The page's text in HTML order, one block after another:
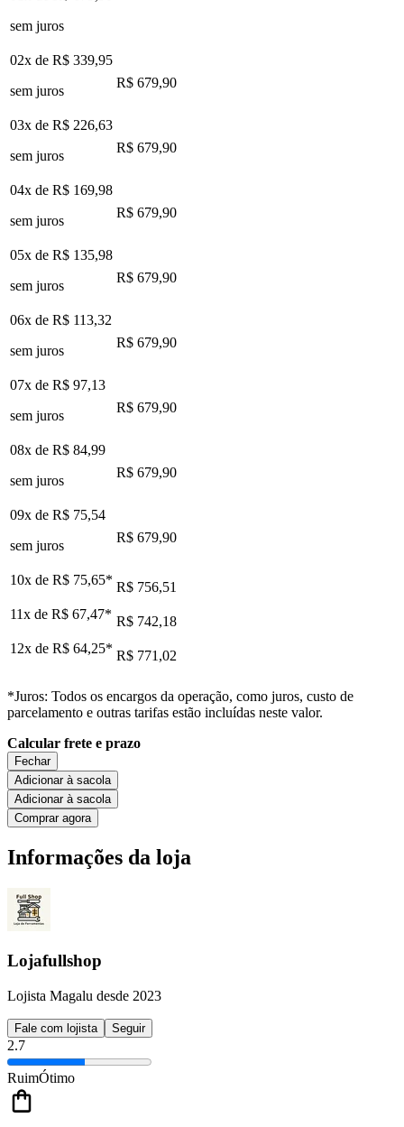
sem juros
02x de R$ 339,95
sem juros
R$ 679,90
03x de R$ 226,63
sem juros
R$ 679,90
04x de R$ 169,98
sem juros
R$ 679,90
05x de R$ 135,98
sem juros
R$ 679,90
06x de R$ 113,32
sem juros
R$ 679,90
07x de R$ 97,13
sem juros
R$ 679,90
08x de R$ 84,99
sem juros
R$ 679,90
09x de R$ 75,54
sem juros
R$ 679,90
10x de R$ 75,65* R$ 756,51
11x de R$ 67,47* R$ 742,18
12x de R$ 64,25* R$ 771,02
*Juros: Todos os encargos da operação, como juros, custo de
parcelamento e outras tarifas estão incluídas neste valor.
Calcular frete e prazo
Fechar
Adicionar à sacola
Adicionar à sacola
Comprar agora
Informações da loja
Lojafullshop
Lojista Magalu desde 2023
Fale com lojista Seguir
2.7
RuimÓtimo